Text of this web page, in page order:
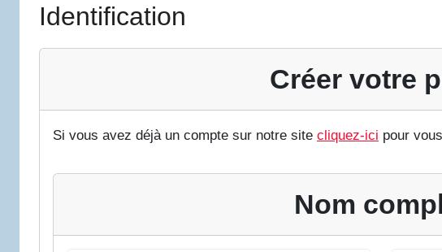
Identification
Créer votre
Si vous avez déjà un compte sur notre site cliquez-ici pour
Nom